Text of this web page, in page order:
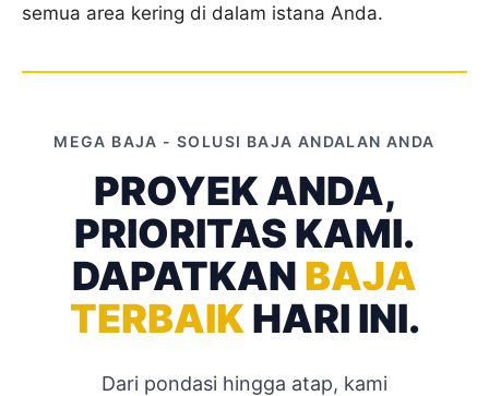
semua area kering di dalam istana Anda.
MEGA BAJA - SOLUSI BAJA ANDALAN ANDA
PROYEK ANDA,
PRIORITAS KAMI.
DAPATKAN BAJA
TERBAIK HARI INI.
Dari pondasi hingga atap, kami